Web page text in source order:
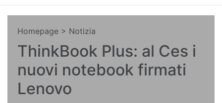
Homepage > Notizia
ThinkBook Plus: al Ces i
nuovi notebook firmati
Lenovo